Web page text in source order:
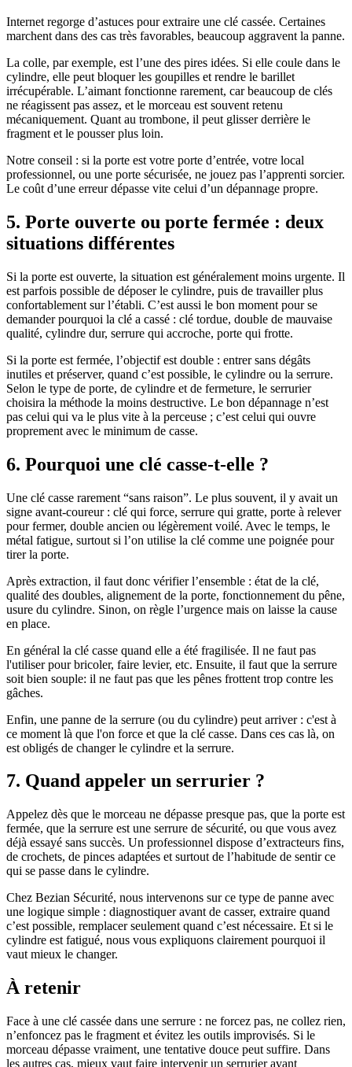
Internet regorge d’astuces pour extraire une clé cassée. Certaines
marchent dans des cas très favorables, beaucoup aggravent la panne.
La colle, par exemple, est l’une des pires idées. Si elle coule dans le
cylindre, elle peut bloquer les goupilles et rendre le barillet
irrécupérable. L’aimant fonctionne rarement, car beaucoup de clés
ne réagissent pas assez, et le morceau est souvent retenu
mécaniquement. Quant au trombone, il peut glisser derrière le
fragment et le pousser plus loin.
Notre conseil : si la porte est votre porte d’entrée, votre local
professionnel, ou une porte sécurisée, ne jouez pas l’apprenti sorcier.
Le coût d’une erreur dépasse vite celui d’un dépannage propre.
5. Porte ouverte ou porte fermée : deux
situations différentes
Si la porte est ouverte, la situation est généralement moins urgente. Il
est parfois possible de déposer le cylindre, puis de travailler plus
confortablement sur l’établi. C’est aussi le bon moment pour se
demander pourquoi la clé a cassé : clé tordue, double de mauvaise
qualité, cylindre dur, serrure qui accroche, porte qui frotte.
Si la porte est fermée, l’objectif est double : entrer sans dégâts
inutiles et préserver, quand c’est possible, le cylindre ou la serrure.
Selon le type de porte, de cylindre et de fermeture, le serrurier
choisira la méthode la moins destructive. Le bon dépannage n’est
pas celui qui va le plus vite à la perceuse ; c’est celui qui ouvre
proprement avec le minimum de casse.
6. Pourquoi une clé casse-t-elle ?
Une clé casse rarement “sans raison”. Le plus souvent, il y avait un
signe avant-coureur : clé qui force, serrure qui gratte, porte à relever
pour fermer, double ancien ou légèrement voilé. Avec le temps, le
métal fatigue, surtout si l’on utilise la clé comme une poignée pour
tirer la porte.
Après extraction, il faut donc vérifier l’ensemble : état de la clé,
qualité des doubles, alignement de la porte, fonctionnement du pêne,
usure du cylindre. Sinon, on règle l’urgence mais on laisse la cause
en place.
En général la clé casse quand elle a été fragilisée. Il ne faut pas
l'utiliser pour bricoler, faire levier, etc. Ensuite, il faut que la serrure
soit bien souple: il ne faut pas que les pênes frottent trop contre les
gâches.
Enfin, une panne de la serrure (ou du cylindre) peut arriver : c'est à
ce moment là que l'on force et que la clé casse. Dans ces cas là, on
est obligés de changer le cylindre et la serrure.
7. Quand appeler un serrurier ?
Appelez dès que le morceau ne dépasse presque pas, que la porte est
fermée, que la serrure est une serrure de sécurité, ou que vous avez
déjà essayé sans succès. Un professionnel dispose d’extracteurs fins,
de crochets, de pinces adaptées et surtout de l’habitude de sentir ce
qui se passe dans le cylindre.
Chez Bezian Sécurité, nous intervenons sur ce type de panne avec
une logique simple : diagnostiquer avant de casser, extraire quand
c’est possible, remplacer seulement quand c’est nécessaire. Et si le
cylindre est fatigué, nous vous expliquons clairement pourquoi il
vaut mieux le changer.
À retenir
Face à une clé cassée dans une serrure : ne forcez pas, ne collez rien,
n’enfoncez pas le fragment et évitez les outils improvisés. Si le
morceau dépasse vraiment, une tentative douce peut suffire. Dans
les autres cas, mieux vaut faire intervenir un serrurier avant